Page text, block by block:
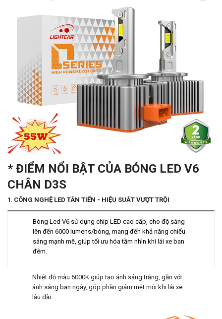
* ĐIỂM NỔI BẬT CỦA BÓNG LED V6
CHÂN D3S
1 . CÔNG NGHỆ LED TÂN TIẾN - HIỆU SUẤT VƯỢT TRỘI
Bóng Led V6 sử dụng chip LED cao cấp, cho độ sáng
lên đến 6000 lumens/bóng, mang đến khả năng chiếu
sáng mạnh mẽ, giúp tối ưu hóa tầm nhìn khi lái xe ban
đêm.
Nhiệt độ màu 6000K giúp tạo ánh sáng trắng, gần với
ánh sáng ban ngày, góp phần giảm mệt mỏi khi lái xe
lâu dài.